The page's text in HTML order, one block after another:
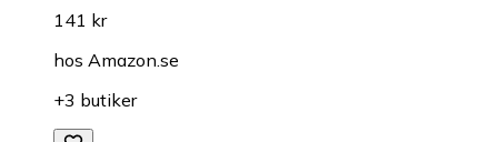
141 kr
hos Amazon.se
+3 butiker